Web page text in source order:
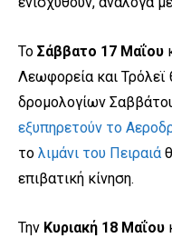
Το Σάββατο 17 Μαΐου
Λεωφορεία και Τρόλεϊ
δρομολογίων
εξυπηρετούν το
το λιμάνι του Πειραιά
επιβατική κίνηση.
Την Κυριακή 18 Μαΐου